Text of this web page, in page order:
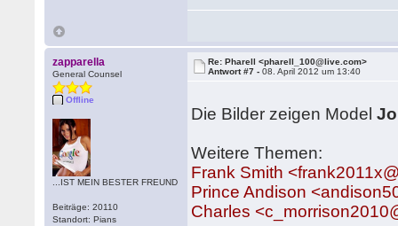
zapparella
General Counsel
Offline
...IST MEIN BESTER FREUND
Beiträge: 20110
Standort: Pians
Re: Pharell <pharell_100@live.com>
Antwort #7 -08. April 2012 um 13:40
Die Bilder zeigen Model
Weitere Themen:
Frank Smith
Prince Andison
Charles